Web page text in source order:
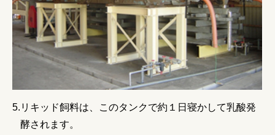
リキッド飼料は、このタンクで約１日寝かして乳酸発
酵されます。